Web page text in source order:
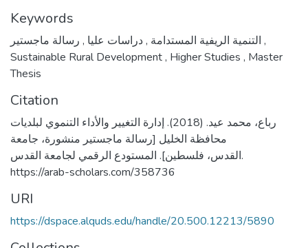
Keywords
التنمية الريفية المستدامة ,دراسات عليا ,
,
Sustainable Rural Development, Higher Studies , Master
Thesis
Citation
رباع، محمد عيد. (2018). إدارة التغيير والأداء التنموي لبلديات
محافظة الخليل [رسالة ماجستير منشورة، جامعة
القدس، فلسطين]. المستودع الرقمي لجامعة القدس.
https://arab-scholars.com/358736
URI
https://dspace.alquds.edu/handle/20.500.12213/5890